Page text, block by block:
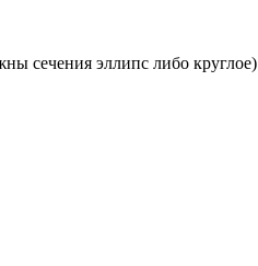
сечения эллипс либо круглое)